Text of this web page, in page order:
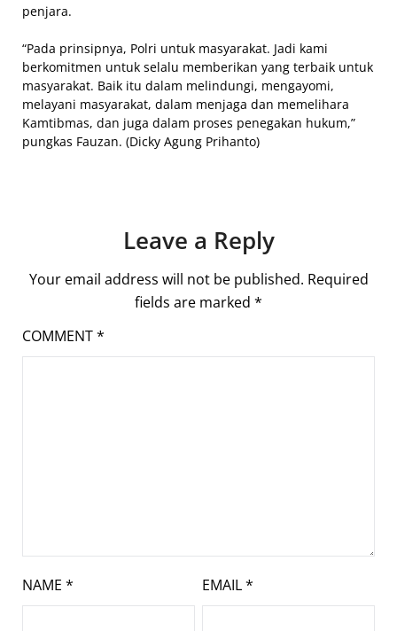
penjara.
“Pada prinsipnya, Polri untuk masyarakat. Jadi kami
berkomitmen untuk selalu memberikan yang terbaik untuk
masyarakat. Baik itu dalam melindungi, mengayomi,
melayani masyarakat, dalam menjaga dan memelihara
Kamtibmas, dan juga dalam proses penegakan hukum,”
pungkas Fauzan. (Dicky Agung Prihanto)
Leave a Reply
Your email address will not be published. Required
fields are marked *
COMMENT*
NAME * EMAIL*